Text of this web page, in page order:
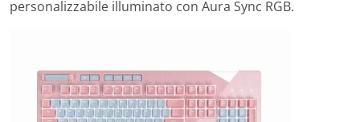
personalizzabile illuminato con Aura Sync RGB.